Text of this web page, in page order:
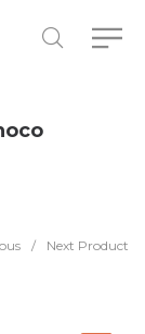
/ Next Product